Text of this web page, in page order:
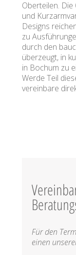
Oberteilen.
und
Designs
zu
durch den
überzeugt, in
in Bochum zu
Werde Teil
vereinbare
Für den
einen